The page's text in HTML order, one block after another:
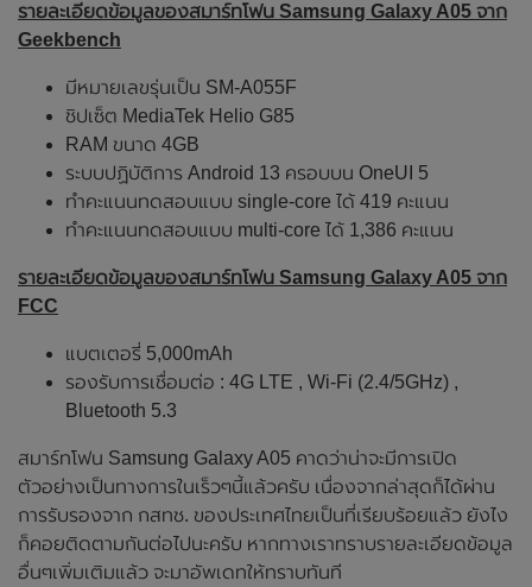
รายละเอียดข้อมูลของสมาร์ทโฟน Samsung Galaxy A05 จาก
Geekbench
มีหมายเลขรุ่นเป็น SM-A055F
ชิปเซ็ต MediaTek Helio G85
RAM ขนาด 4GB
ระบบปฏิบัติการ Android 13 ครอบบน OneUI 5
ทำคะแนนทดสอบแบบ single-core ได้ 419 คะแนน
ทำคะแนนทดสอบแบบ multi-core ได้ 1,386 คะแนน
รายละเอียดข้อมูลของสมาร์ทโฟน Samsung Galaxy A05 จาก
FCC
แบตเตอรี่ 5,000mAh
รองรับการเชื่อมต่อ : 4G LTE , Wi-Fi (2.4/5GHz) ,
Bluetooth 5.3
สมาร์ทโฟน Samsung Galaxy A05 คาดว่าน่าจะมีการเปิด
ตัวอย่างเป็นทางการในเร็วๆนี้แล้วครับ เนื่องจากล่าสุดก็ได้ผ่าน
การรับรองจาก กสทช. ของประเทศไทยเป็นที่เรียบร้อยแล้ว ยังไง
ก็คอยติดตามกันต่อไปนะครับ หากทางเราทราบรายละเอียดข้อมูล
อื่นๆเพิ่มเติมแล้ว จะมาอัพเดทให้ทราบทันที